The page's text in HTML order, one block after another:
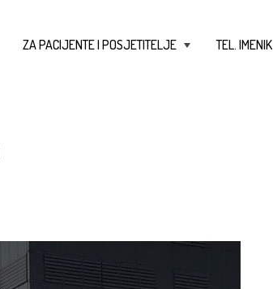
ZA PACIJENTE I POSJETITELJE TEL. IMENIK